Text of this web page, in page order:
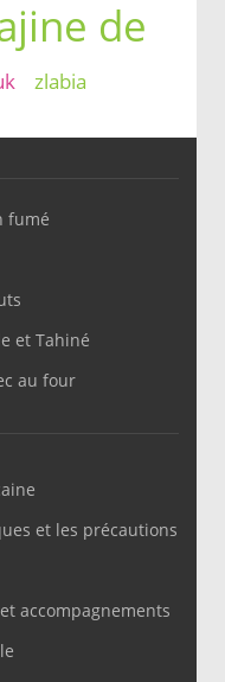
de
zlabia
fumé
et Tahiné
au four
et les précautions
accompagnements